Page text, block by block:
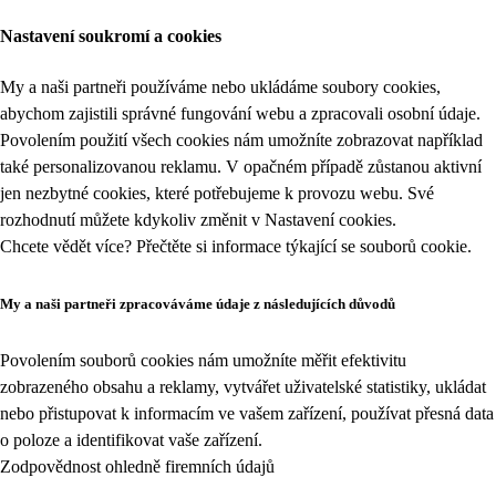
Nastavení soukromí a cookies
My a naši partneři používáme nebo ukládáme soubory cookies,
abychom zajistili správné fungování webu a zpracovali osobní údaje.
Povolením použití všech cookies nám umožníte zobrazovat například
také personalizovanou reklamu. V opačném případě zůstanou aktivní
jen nezbytné cookies, které potřebujeme k provozu webu. Své
rozhodnutí můžete kdykoliv změnit v Nastavení cookies.
Chcete vědět více? Přečtěte si informace týkající se souborů cookie.
My a naši partneři zpracováváme údaje z následujících důvodů
Povolením souborů cookies nám umožníte měřit efektivitu
zobrazeného obsahu a reklamy, vytvářet uživatelské statistiky, ukládat
nebo přistupovat k informacím ve vašem zařízení, používat přesná data
o poloze a identifikovat vaše zařízení.
Zodpovědnost ohledně firemních údajů